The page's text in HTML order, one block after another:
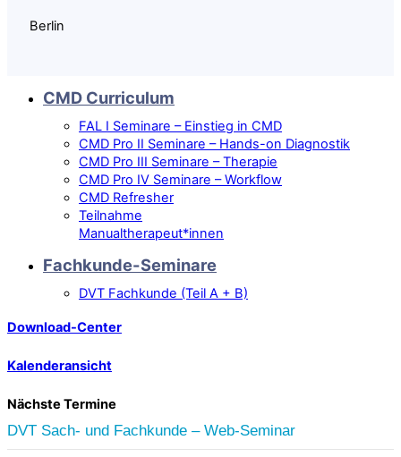
Berlin
CMD Curriculum
FAL I Seminare – Einstieg in CMD
CMD Pro II Seminare – Hands-on Diagnostik
CMD Pro III Seminare – Therapie
CMD Pro IV Seminare – Workflow
CMD Refresher
Teilnahme
Manualtherapeut*innen
Fachkunde-Seminare
DVT Fachkunde (Teil A + B)
Download-Center
Kalenderansicht
Nächste Termine
DVT Sach- und Fachkunde – Web-Seminar